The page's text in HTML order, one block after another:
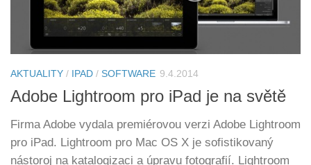
AKTUALITY / IPAD / SOFTWARE 9.4.2014
Adobe Lightroom pro iPad je na světě
Firma Adobe vydala premiérovou verzi Adobe Lightroom
pro iPad. Lightroom pro Mac OS X je sofistikovaný
nástoroj na katalogizaci a úpravu fotografií. Lightroom